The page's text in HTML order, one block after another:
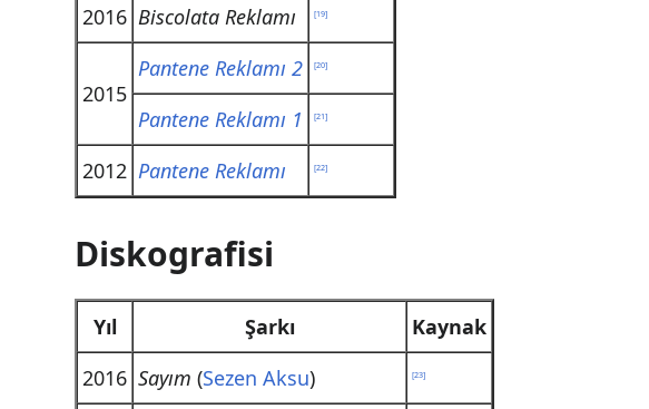
2016 Biscolata Reklamı [19]
2015
Pantene Reklamı 2 [20]
Pantene Reklamı 1 [21]
2012 Pantene Reklamı [22]
Diskografisi
Yıl Şarkı
Kaynak
2016 Sayım (Sezen Aksu) [23]